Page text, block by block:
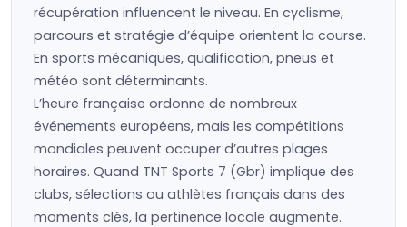
récupération influencent le niveau. En cyclisme,
parcours et stratégie d’équipe orientent la course.
En sports mécaniques, qualification, pneus et
météo sont déterminants.
L’heure française ordonne de nombreux
événements européens, mais les compétitions
mondiales peuvent occuper d’autres plages
horaires. Quand TNT Sports 7 (Gbr) implique des
clubs, sélections ou athlètes français dans des
moments clés, la pertinence locale augmente.